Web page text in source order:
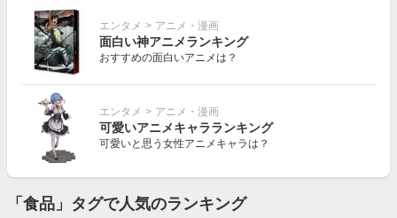
エンタメ > アニメ・漫画
面白い神アニメランキング
おすすめの面白いアニメは？
エンタメ > アニメ・漫画
可愛いアニメキャラランキング
可愛いと思う女性アニメキャラは？
「食品」タグで人気のランキング